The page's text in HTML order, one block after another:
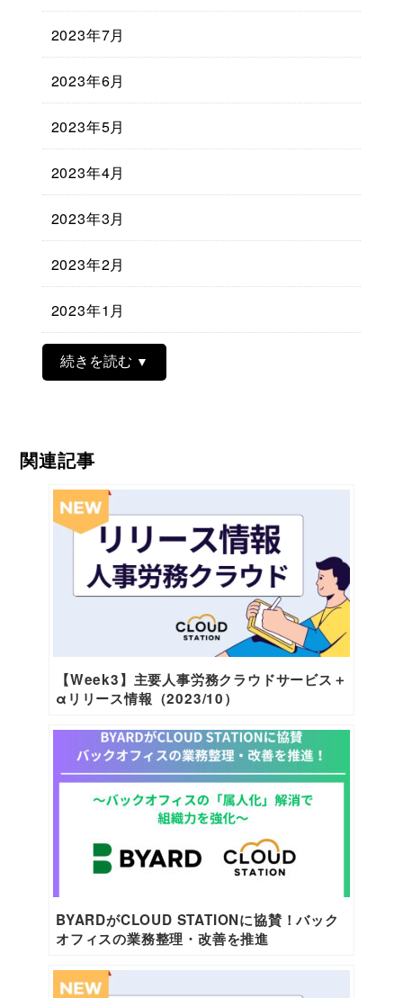
2023年7月
2023年6月
2023年5月
2023年4月
2023年3月
2023年2月
2023年1月
続きを読む
関連記事
【Week3】主要人事労務クラウドサービス＋
αリリース情報（2023/10）
BYARDがCLOUD STATIONに協賛！バック
オフィスの業務整理・改善を推進